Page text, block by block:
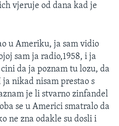
vjeruje od dana kad je
u Ameriku, ja sam vidio
sam ja radio,1958, i ja
da ja poznam tu lozu, da
nikad nisam prestao s
je li stvarno zinfandel
se u Americi smatralo da
ne zna odakle su dosli i